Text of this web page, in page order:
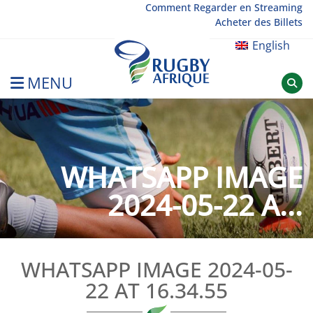
Comment Regarder en Streaming
Acheter des Billets
English
MENU
Rugby Afrique
WHATSAPP IMAGE
2024-05-22 A...
WHATSAPP IMAGE 2024-05-
22 AT 16.34.55